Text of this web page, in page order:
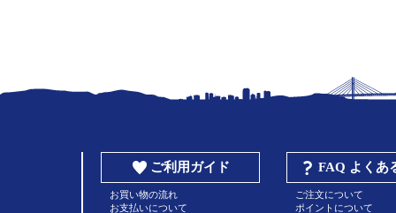
ご利用ガイド
お買い物の流れ
お支払いについて
FAQ よくあ
ご注文について
ポイントについて